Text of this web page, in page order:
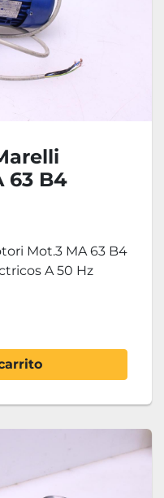
63 B4
Mot.3 MA 63 B4
A 50 Hz